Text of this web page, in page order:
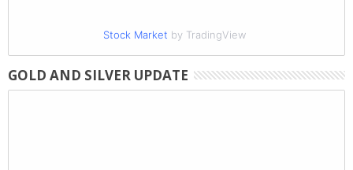
Stock Market by TradingView
GOLD AND SILVER UPDATE